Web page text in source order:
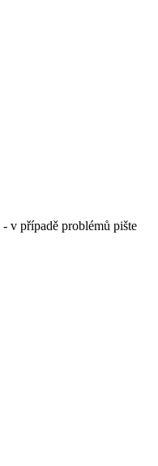
- v případě problémů pište